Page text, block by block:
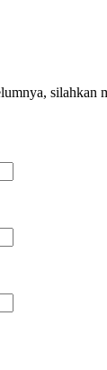
silahkan